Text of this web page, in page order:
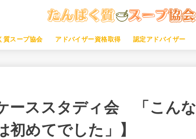
質スープ協会 アドバイザー資格取得 認定アドバイザー
ーススタディ会 「こんな
初めてでした」】